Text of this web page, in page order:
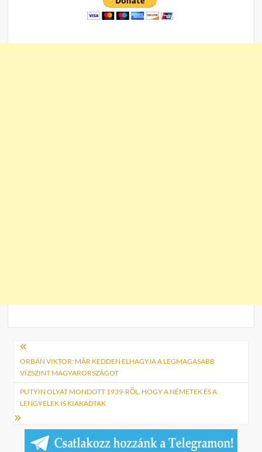
Bejegyzés
navigáció
ORBÁN VIKTOR: MÁR KEDDEN ELHAGYJA A LEGMAGASABB
VÍZSZINT MAGYARORSZÁGOT
PUTYIN OLYAT MONDOTT 1939-RŐL, HOGY A NÉMETEK ÉS A
LENGYELEK IS KIAKADTAK